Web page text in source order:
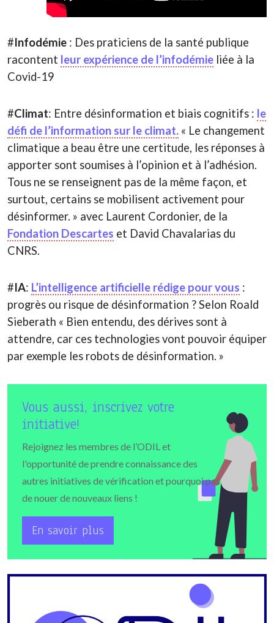
#Infodémie : Des praticiens de la santé publique
racontent leur expérience de l’infodémie liée à la
Covid-19
#Climat: Entre désinformation et biais cognitifs : le
défi de l’information sur le climat. « Le changement
climatique a beau être une certitude, les réponses à
apporter sont soumises à l’opinion et à l’adhésion.
Tous ne se renseignent pas de la même façon, et
surtout, certains se mobilisent activement pour
désinformer. » avec Laurent Cordonier, de la
Fondation Descartes et David Chavalarias du
CNRS.
#IA: L’intelligence artificielle rédige pour vous :
progrès ou risque de désinformation ? Selon Roald
Sieberath « Bien entendu, des dérives sont à
attendre, car ces technologies vont pouvoir équiper
par exemple les robots de désinformation. »
Vous aussi, inscrivez votre
initiative!
Rejoignez les membres de l’ODIL et
l'opportunité de prendre connaissance des
autres initiatives de vérification et pourquoi pas
de nouer de nouveaux liens !
En savoir plus